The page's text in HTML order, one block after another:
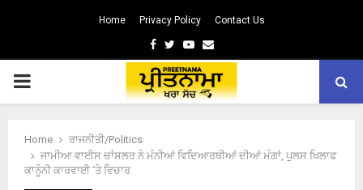
Home Privacy Policy Contact Us
Facebook
TwitterYoutube
Email
PRIMARY
Home
ਰਾਜਨੀਤੀ/Politics
ਜਾਮੀਆ ਵਾਈਸ ਚਾਂਸਲਰ ਨੇ ਮੰਨੀਆਂ ਵਿਦਿਆਰਥੀਆਂ ਦੀਆਂ ਮੰਗਾਂ, ਪੁਲਸ ਖਿਲਾਫ
ਕਾਨੂੰਨੀ ਕਾਰਵਾਈ ‘ਤੇ ਵਿਚਾਰ